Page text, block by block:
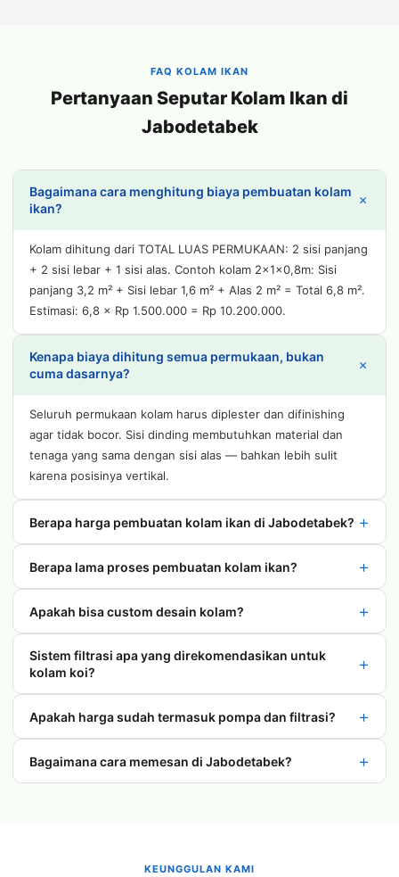
FAQ KOLAM IKAN
Pertanyaan Seputar Kolam Ikan di
Jabodetabek
Bagaimana cara menghitung biaya pembuatan kolam
ikan?
+
Kolam dihitung dari TOTAL LUAS PERMUKAAN: 2 sisi panjang
+ 2 sisi lebar + 1 sisi alas. Contoh kolam 2x1x0,8m: Sisi
panjang 3,2 m² + Sisi lebar 1,6 m² + Alas 2 m² = Total 6,8 m².
Estimasi: 6,8 × Rp 1.500.000 = Rp 10.200.000.
Kenapa biaya dihitung semua permukaan, bukan
cuma dasarnya?
+
Seluruh permukaan kolam harus diplester dan difinishing
agar tidak bocor. Sisi dinding membutuhkan material dan
tenaga yang sama dengan sisi alas — bahkan lebih sulit
karena posisinya vertikal.
Berapa harga pembuatan kolam ikan di Jabodetabek? +
Berapa lama proses pembuatan kolam ikan? +
Apakah bisa custom desain kolam? +
Sistem filtrasi apa yang direkomendasikan untuk
kolam koi?
+
Apakah harga sudah termasuk pompa dan filtrasi? +
Bagaimana cara memesan di Jabodetabek? +
KEUNGGULAN KAMI